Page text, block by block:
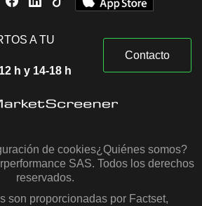
A TU
h y 14-18 h
Contacto
de cookies¿Quiénes somos?
SAS. Todos los derechos
reservados.
son proporcionadas por Factset,